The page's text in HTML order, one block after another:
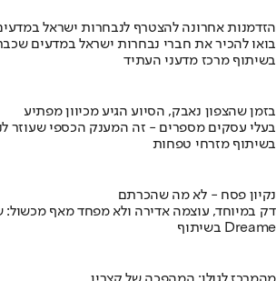
הזדמנות אחרונה להצטרף לנבחרות ישראל
בואו להכיר את חברי נבחרות ישראל במדעים
בשיתוף מרכז מדעני העתיד
בזמן שהצפון נאבק, הסיוע הגיע מכיוון מפתיע
בעלי עסקים מספרים - זה המענק הכספי שעוזר
בשיתוף מזרחי טפחות
נקיון פסח - לא מה שהכרתם
דק במיוחד, עוצמה אדירה ולא מפחד מאף
בשיתוף Dreame